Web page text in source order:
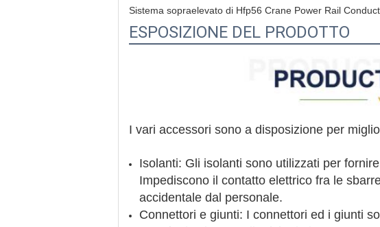
Sistema sopraelevato di Hfp56 Crane Power Rail
ESPOSIZIONE DEL PRODOTTO
I vari accessori sono a disposizione per
Isolanti: Gli isolanti sono utilizzati per
Impediscono il contatto elettrico fra le
accidentale dal personale.
Connettori e giunti: I connettori ed i giunti